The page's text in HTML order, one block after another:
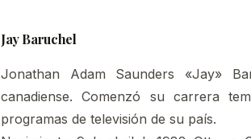
Jay Baruchel
Jonathan Adam Saunders «Jay»
canadiense. Comenzó su carrera
programas de televisión de su país.